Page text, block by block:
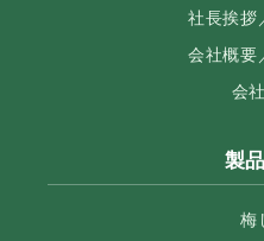
社長挨拶
会社概要
会
製
梅